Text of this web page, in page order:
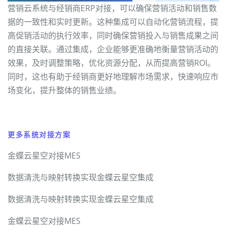
营销云系统与经销商ERP对接，可以确保营销活动和销售数
据的一致性和实时更新。这种集成可以自动化营销流程，提
高促销活动的执行效率，同时确保营销投入与销售成果之间
的直接关联。通过集成，企业能够更准确地衡量营销活动的
效果，及时调整策略，优化资源分配，从而提高营销ROI。
同时，这也有助于经销商更好地理解市场需求，快速响应市
场变化，提升整体的销售业绩。
更多系统对接方案
金蝶云星空对接MES
数据清洗与映射转换实现金蝶云星空集成
数据清洗与映射转换实现金蝶云星空集成
金蝶云星空对接MES